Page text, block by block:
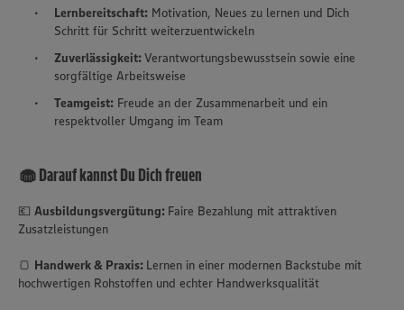
Lernbereitschaft: Motivation, Neues zu lernen und Dich
Schritt für Schritt weiterzuentwickeln
Zuverlässigkeit:Verantwortungsbewusstsein sowie eine
sorgfältige Arbeitsweise
Teamgeist: Freude an der Zusammenarbeit und ein
respektvoller Umgang im Team
🧁 Darauf kannst Du Dich freuen
💶 Ausbildungsvergütung: Faire Bezahlung mit attraktiven
Zusatzleistungen
🍞 Handwerk & Praxis: Lernen in einer modernen Backstube mit
hochwertigen Rohstoffen und echter Handwerksqualität